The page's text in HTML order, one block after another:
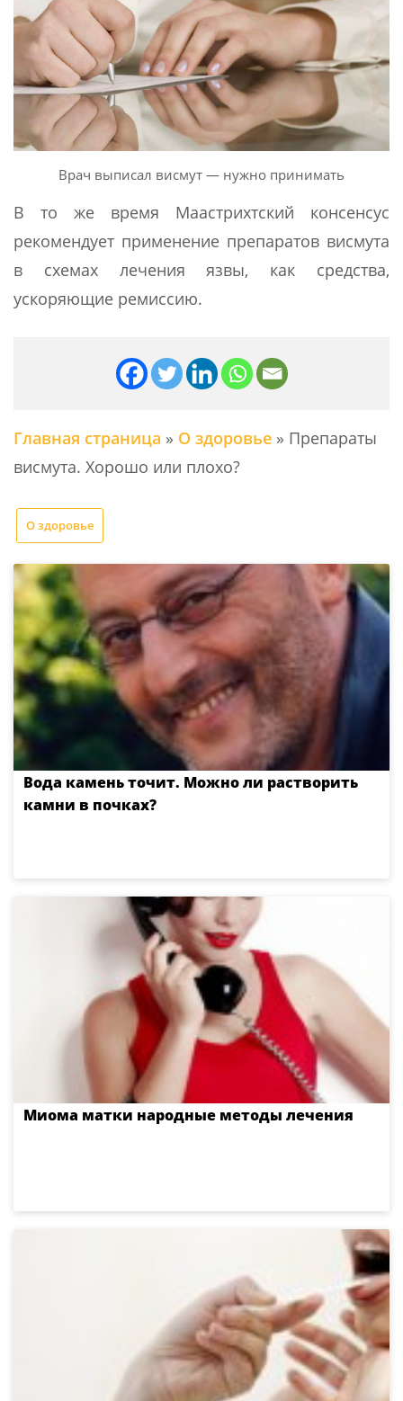
Врач выписал висмут — нужно принимать
В то же время Маастрихтский консенсус
рекомендует применение препаратов висмута
в схемах лечения язвы, как средства,
ускоряющие ремиссию.
Главная страница » О здоровье » Препараты
висмута. Хорошо или плохо?
О здоровье
Вода камень точит. Можно ли растворить
камни в почках?
Миома матки народные методы лечения